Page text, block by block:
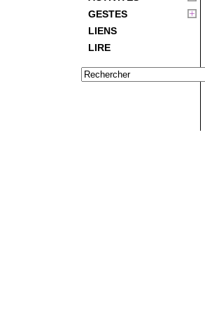
GESTES
LIENS
LIRE